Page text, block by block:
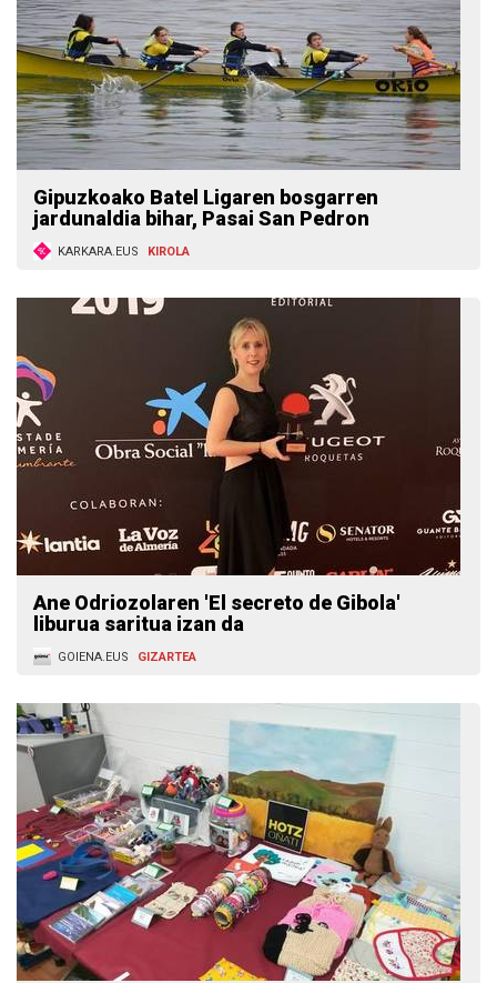
Gipuzkoako Batel Ligaren bosgarren
jardunaldia bihar, Pasai San Pedron
KARKARA.EUS KIROLA
Ane Odriozolaren 'El secreto de Gibola'
liburua saritua izan da
GOIENA.EUS GIZARTEA